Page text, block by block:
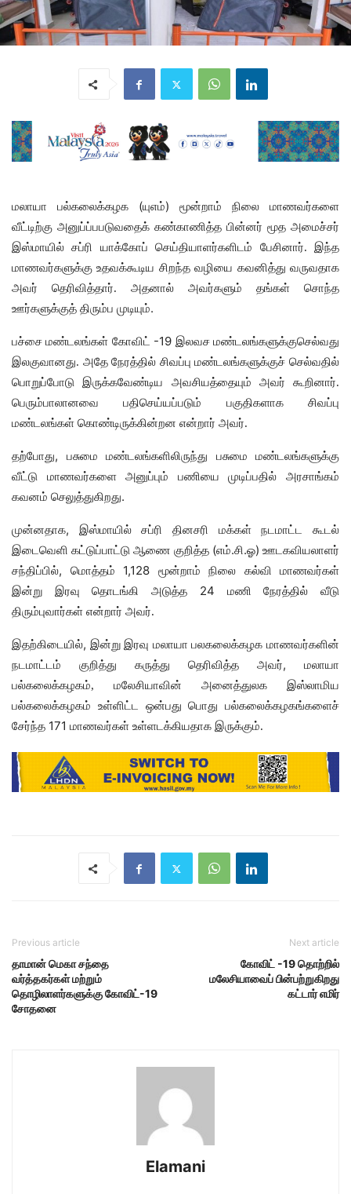
மலாயா பல்கலைக்கழக (யுஎம்) மூன்றாம் நிலை
மாணவர்களை
வீட்டிற்கு அனுப்ப்பபடுவதைக் கண்காணித்த பின்னர் மூத அமைச்சர்
இஸ்மாயில் சப்ரி யாக்கோப் செய்தியாளர்களிடம்
பேசினார்.
இந்த
மாணவர்களுக்கு உதவக்கூடிய சிறந்த வழியை கவனித்து வருவதாக
அவர் தெரிவித்தார்.
அதனால் அவர்களும் தங்கள்
சொந்த
ஊர்களுக்குத் திரும்ப முடியும்.
பச்சை மண்டலங்கள் கோவிட் -19 இலவச மண்டலங்களுக்குசெல்வது
இலகுவானது. அதே நேரத்தில் சிவப்பு மண்டலங்களுக்குச் செல்வதில்
பொறுப்போடு இருக்கவேண்டிய அவசியத்தையும் அவர் கூறினார்.
பெரும்பாலானவை
பதிசெய்யப்படும் பகுதிகளாக சிவப்பு
மண்டலங்கள் கொண்டிருக்கின்றன என்றார் அவர்.
தற்போது, ​​ பசுமை மண்டலங்களிலிருந்து பசுமை
மண்டலங்களுக்கு
வீட்டு
மாணவர்களை அனுப்பும் பணியை முடிப்பதில்
அரசாங்கம்
கவனம் செலுத்துகிறது.
முன்னதாக, இஸ்மாயில் சப்ரி தினசரி
மக்கள் நடமாட்ட கூடல்
இடைவெளி கட்டுப்பாட்டு ஆணை குறித்த (எம்.சி.ஓ)ஊடகவியலாளர்
சந்திப்பில், மொத்தம் 1,128 மூன்றாம் நிலை கல்வி
மாணவர்கள்
இன்று இரவு தொடங்கி
அடுத்த 24 மணி நேரத்தில்
வீடு
திரும்புவார்கள் என்றார் அவர்.
இதற்கிடையில், இன்று இரவு மலாயா பலகலைக்கழக மாணவர்களின்
நடமாட்டம்
குறித்து கருத்து தெரிவித்த அவர், மலாயா
பல்கலைக்கழகம், மலேசியாவின்
அனைத்துலக
இஸ்லாமிய
பல்கலைக்கழகம்
உள்ளிட்ட ஒன்பது பொது
பல்கலைக்கழகங்களைச்
சேர்ந்த 171 மாணவர்கள் உள்ளடக்கியதாக இருக்கும்.
Previous article
தாமான் மெகா சந்தை
வர்த்தகர்கள் மற்றும்
தொழிலாளர்களுக்கு கோவிட்-19
சோதனை
Next article
கோவிட் -19 தொற்றில்
மலேசியாவைப் பின்பற்றுகிறது
கட்டார் எமிர்
Elamani